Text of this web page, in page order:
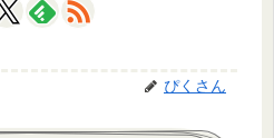
ぴくさん